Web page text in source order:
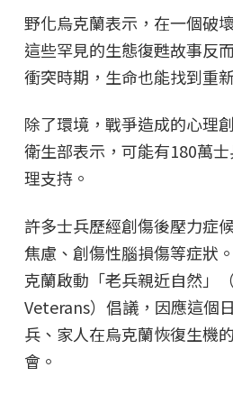
野化烏克蘭表示，在一個破
這些罕見的生態復甦故事反
衝突時期，生命也能找到重
除了環境，戰爭造成的心理
衛生部表示，可能有180萬
理支持。
許多士兵歷經創傷後壓力症
焦慮、創傷性腦損傷等症狀
克蘭啟動「老兵親近自然」
Veterans）倡議，因應這個
兵、家人在烏克蘭恢復生機
會。